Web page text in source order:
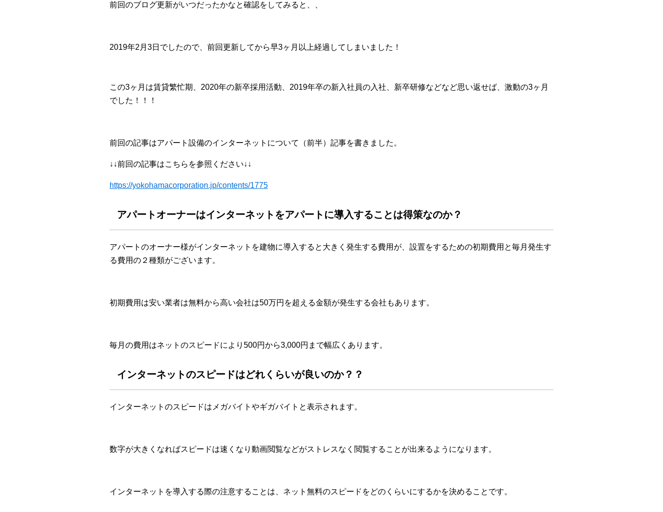
前回のブログ更新がいつだったかなと確認をしてみると、、
2019年2月3日でしたので、前回更新してから早3ヶ月以上経過してしまいました！
この3ヶ月は賃貸繁忙期、2020年の新卒採用活動、2019年卒の新入社員の入社、新卒研修などなど思い返せば、激動の3ヶ月
でした！！！
前回の記事はアパート設備のインターネットについて（前半）記事を書きました。
↓↓前回の記事はこちらを参照ください↓↓
https://yokohamacorporation.jp/contents/1775
アパートオーナーはインターネットをアパートに導入することは得策なのか？
アパートのオーナー様がインターネットを建物に導入すると大きく発生する費用が、設置をするための初期費用と毎月発生す
る費用の２種類がございます。
初期費用は安い業者は無料から高い会社は50万円を超える金額が発生する会社もあります。
毎月の費用はネットのスピードにより500円から3,000円まで幅広くあります。
インターネットのスピードはどれくらいが良いのか？？
インターネットのスピードはメガバイトやギガバイトと表示されます。
数字が大きくなればスピードは速くなり動画閲覧などがストレスなく閲覧することが出来るようになります。
インターネットを導入する際の注意することは、ネット無料のスピードをどのくらいにするかを決めることです。